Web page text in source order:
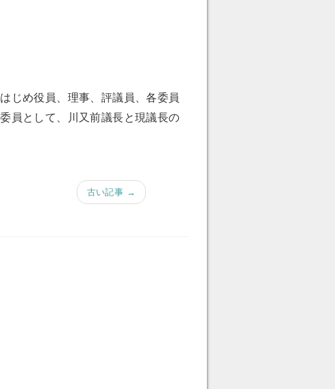
じめ役員、理事、評議員、各委員
員として、川又前議長と現議長の
古い記事 →